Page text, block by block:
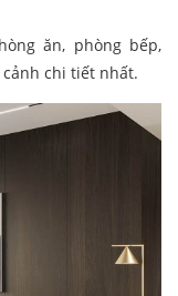
ăn, phòng bếp,
chi tiết nhất.